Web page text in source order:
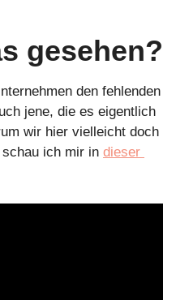
gesehen?
den fehlenden
jene, die es eigentlich
wir hier vielleicht doch
ich mir in dieser